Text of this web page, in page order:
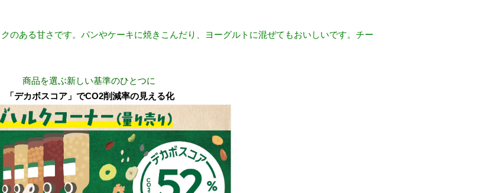
のある甘さです。パンやケーキに焼きこんだり、ヨーグルトに混ぜてもおいしいです。チー
商品を選ぶ新しい基準のひとつに
「デカボスコア」でCO2削減率の見える化